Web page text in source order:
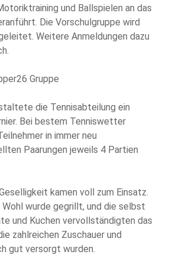
und Ballspielen an das
Die Vorschulgruppe wird
Weitere Anmeldungen dazu
die Tennisabteilung ein
Bei bestem Tenniswetter
in immer neu
Paarungen jeweils 4 Partien
kamen voll zum Einsatz.
Wohl wurde gegrillt, und die selbst
und Kuchen vervollständigten das
zahlreichen Zuschauer und
gut versorgt wurden.